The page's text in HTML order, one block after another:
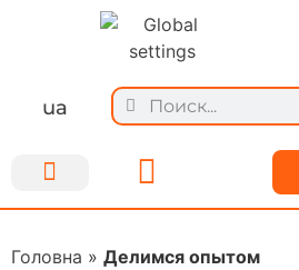
ua
Головна » Делимся опытом